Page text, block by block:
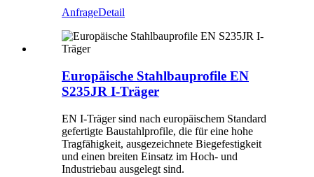
AnfrageDetail
Europäische Stahlbauprofile EN
S235JR I-Träger
EN I-Träger sind nach europäischem Standard
gefertigte Baustahlprofile, die für eine hohe
Tragfähigkeit, ausgezeichnete Biegefestigkeit
und einen breiten Einsatz im Hoch- und
Industriebau ausgelegt sind.